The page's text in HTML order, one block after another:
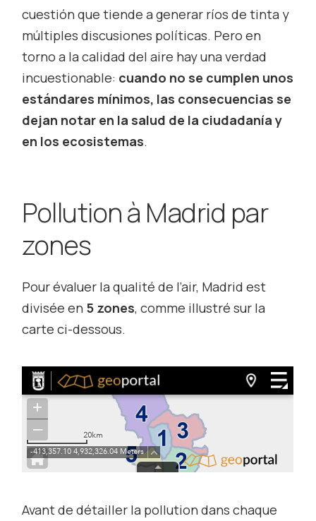
cuestión que tiende a generar ríos de tinta y
múltiples discusiones políticas. Pero en
torno a la calidad del aire hay una verdad
incuestionable: cuando no se cumplen unos
estándares mínimos, las consecuencias se
dejan notar en la salud de la ciudadanía y
en los ecosistemas.
Pollution à Madrid par
zones
Pour évaluer la qualité de l’air, Madrid est
divisée en 5 zones, comme illustré sur la
carte ci-dessous.
Avant de détailler la pollution dans chaque